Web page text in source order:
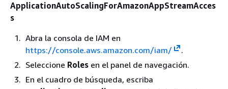
ApplicationAutoScalingForAmazonAppStreamAcces
s
Abra la consola de IAM en
https://console.aws.amazon.com/iam/
.
Seleccione Roles en el panel de navegación.
En el cuadro de búsqueda, escriba